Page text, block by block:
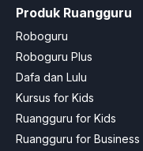
Produk Ruangguru
Roboguru
Roboguru Plus
Dafa dan Lulu
Kursus for Kids
Ruangguru for Kids
Ruangguru for Business